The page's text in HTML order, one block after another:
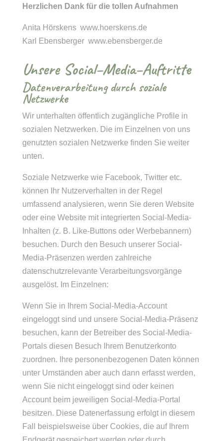
Herzlichen Dank für die tollen Aufnahmen
Anita Hörskens www.hoerskens.de
Karl Ebensberger www.ebensberger.de
Unsere Social–Media–Auftritte
Datenverarbeitung durch soziale
Netzwerke
Wir unterhalten öffentlich zugängliche Profile in
sozialen Netzwerken. Die im Einzelnen von uns
genutzten sozialen Netzwerke finden Sie weiter
unten.
Soziale Netzwerke wie Facebook, Twitter etc.
können Ihr Nutzerverhalten in der Regel
umfassend analysieren, wenn Sie deren Website
oder eine Website mit integrierten Social-Media-
Inhalten (z. B. Like-Buttons oder Werbebannern)
besuchen. Durch den Besuch unserer Social-
Media-Präsenzen werden zahlreiche
datenschutzrelevante Verarbeitungsvorgänge
ausgelöst. Im Einzelnen:
Wenn Sie in Ihrem Social-Media-Account
eingeloggt sind und unsere Social-Media-Präsenz
besuchen, kann der Betreiber des Social-Media-
Portals diesen Besuch Ihrem Benutzerkonto
zuordnen. Ihre personenbezogenen Daten können
unter Umständen aber auch dann erfasst werden,
wenn Sie nicht eingeloggt sind oder keinen
Account beim jeweiligen Social-Media-Portal
besitzen. Diese Datenerfassung erfolgt in diesem
Fall beispielsweise über Cookies, die auf Ihrem